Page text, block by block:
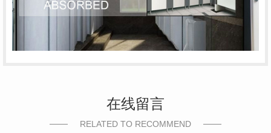
在线留言
RELATED TO RECOMMEND